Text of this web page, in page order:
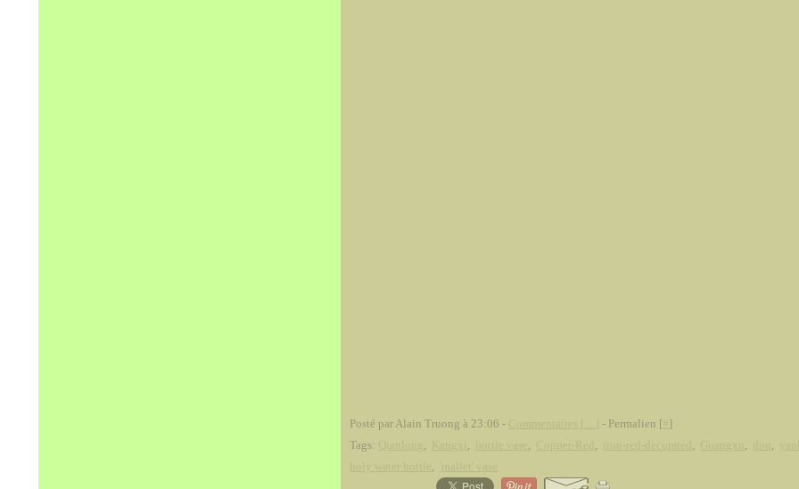
Posté par Alain Truong à 23:06 - - Permalien [ ]
Tags:
, , , , , , ,
,